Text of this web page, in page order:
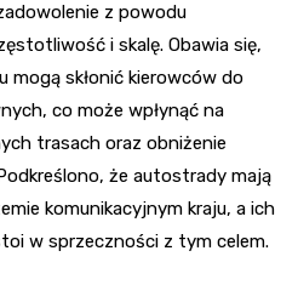
z powodu
i skalę. Obawia się,
mogą skłonić kierowców do
co może wpłynąć na
trasach oraz obniżenie
że autostrady mają
komunikacyjnym kraju, a ich
w sprzeczności z tym celem.